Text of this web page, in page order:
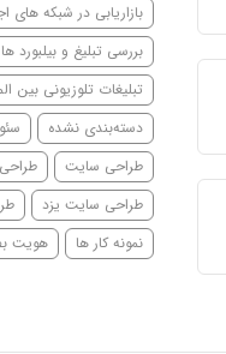
بازاریابی در شبکه های
بررسی تبلیغ و بیلبورد ها
تبلیغات تلوزیونی بین
دسته‌بندی نشده
سئو
طراحی سایت
طراحی سایت یزد
نمونه کار ها
هویت